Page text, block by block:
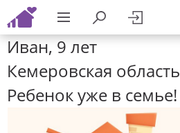
Иван, 9 лет
Кемеровская область
Ребенок уже в семье!